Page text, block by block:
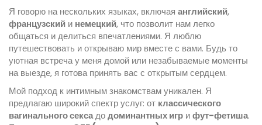
Я говорю на нескольких языках, включая английский,
французский и немецкий, что позволит нам легко
общаться и делиться впечатлениями. Я люблю
путешествовать и открываю мир вместе с вами. Будь то
уютная встреча у меня домой или незабываемые моменты
на выезде, я готова принять вас с открытым сердцем.
Мой подход к интимным знакомствам уникален. Я
предлагаю широкий спектр услуг: от классического
вагинального сексадодоминантных игр ифут-фетиша.